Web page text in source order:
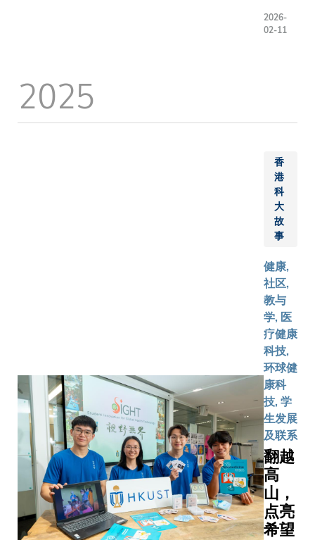
聚焦人机
学科应用
例，提
力与视
在培养
思维善
解及塑
共同参
统，并能
人类及AI
中沟通与
来社会及
备。
并强化科
设立了这
共享空
间，旨在
探讨人工
智能与新
兴科技发
展下，学
生学习模
式有何转
变。先进
学习中心
结合教学
创新、实
证研究及
伙伴协
作，形成
一个完整
的循环体
系，让具
潜力的创
新教学构
想由原型
设计、试
行验证，
大）获
元，成
「旭日
慈善基
金—生
物医学
及生物
科技专
才计
划」
（专才
计
划），
助力科
大培育
更多面
向未来
的生物
医学及
生物科
技人
才，为
香港建
设成为
国际医
2026-
02-11
2025
香
港
科
大
故
事
健康,
社区,
教与
学, 医
疗健康
科技,
环球健
康科
技, 学
生发展
及联系
翻越
高
山，
点亮
希望